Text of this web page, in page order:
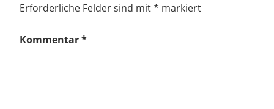
Erforderliche Felder sind mit* markiert
Kommentar*